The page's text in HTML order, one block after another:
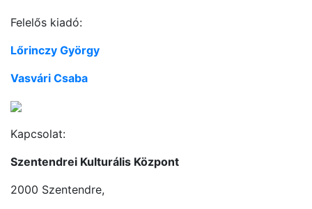
Felelős kiadó:
Lőrinczy György
Vasvári Csaba
Kapcsolat:
Szentendrei Kulturális Központ
2000 Szentendre,